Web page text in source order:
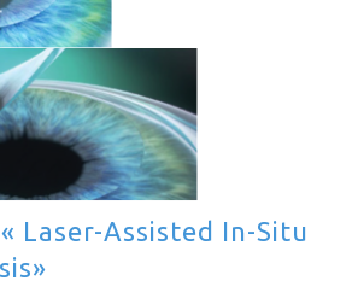
Laser-Assisted In-Situ